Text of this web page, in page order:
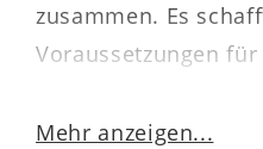
zusammen. Es
Voraussetzungen
Mehr anzeigen...